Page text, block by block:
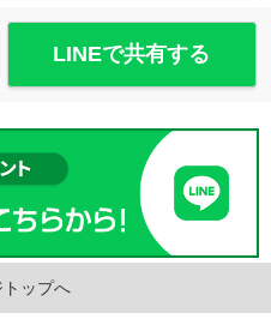
LINEで共有する
ップへ